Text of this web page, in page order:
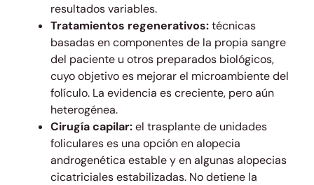
resultados variables.
Tratamientos regenerativos:técnicas
basadas en componentes de la propia sangre
del paciente u otros preparados biológicos,
cuyo objetivo es mejorar el microambiente del
folículo. La evidencia es creciente, pero aún
heterogénea.
Cirugía capilar:el trasplante de unidades
foliculares es una opción en alopecia
androgenética estable y en algunas alopecias
cicatriciales estabilizadas. No detiene la